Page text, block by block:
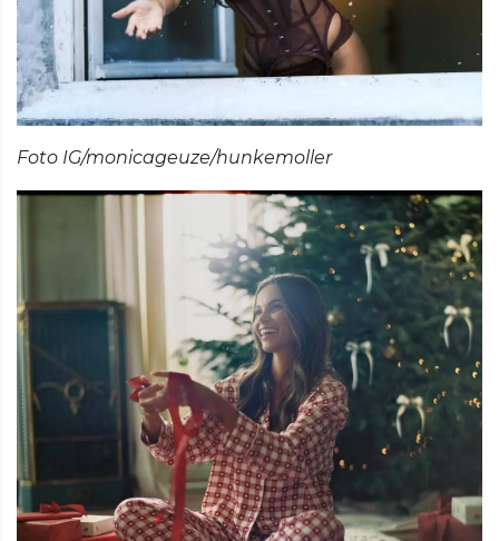
Foto IG/monicageuze/hunkemoller